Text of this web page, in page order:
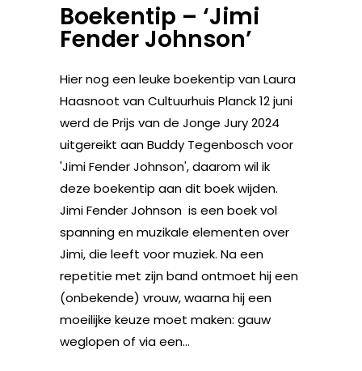
Boekentip – ‘Jimi
Fender Johnson’
Hier nog een leuke boekentip van Laura
Haasnoot van Cultuurhuis Planck 12 juni
werd de Prijs van de Jonge Jury 2024
uitgereikt aan Buddy Tegenbosch voor
'Jimi Fender Johnson', daarom wil ik
deze boekentip aan dit boek wijden.
Jimi Fender Johnson is een boek vol
spanning en muzikale elementen over
Jimi, die leeft voor muziek. Na een
repetitie met zijn band ontmoet hij een
(onbekende) vrouw, waarna hij een
moeilijke keuze moet maken: gauw
weglopen of via een...